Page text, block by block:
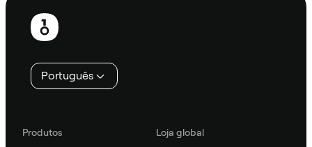
Rodapé
Português
Produtos
Loja global